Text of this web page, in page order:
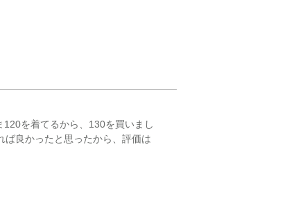
を着てるから、130を買いまし
ば良かったと思ったから、評価は